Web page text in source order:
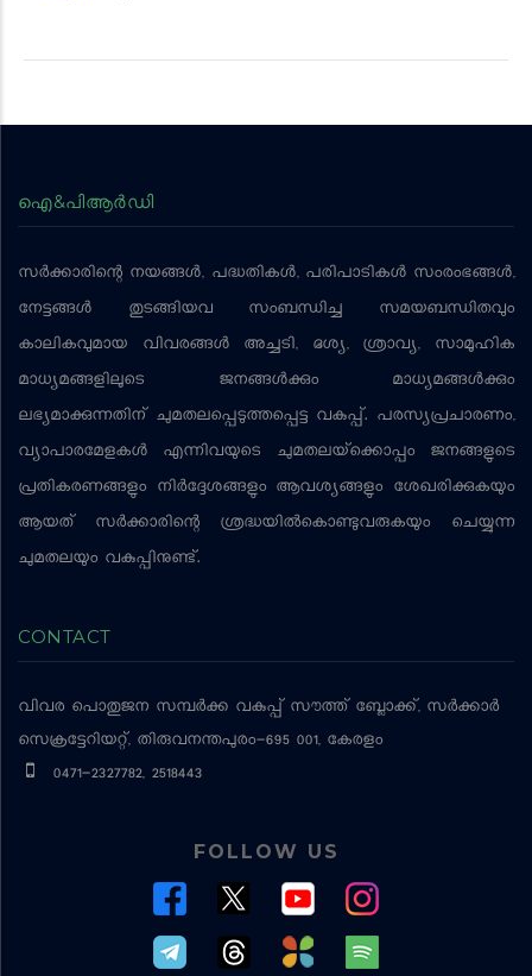
ഐ&പിആര്‍ഡി
സര്‍ക്കാരിന്റെ നയങ്ങള്‍, പദ്ധതികള്‍, പരിപാടികള്‍ സംരംഭങ്ങള്‍,
നേട്ടങ്ങള്‍ തുടങ്ങിയവ സംബന്ധിച്ച സമയബന്ധിതവും
കാലികവുമായ വിവരങ്ങള്‍ അച്ചടി, ദൃശ്യ, ശ്രാവ്യ, സാമൂഹിക
മാധ്യമങ്ങളിലൂടെ ജനങ്ങള്‍ക്കും മാധ്യമങ്ങള്‍ക്കും
ലഭ്യമാക്കുന്നതിന് ചുമതലപ്പെടുത്തപ്പെട്ട വകുപ്പ്. പരസ്യപ്രചാരണം,
വ്യാപാരമേളകള്‍ എന്നിവയുടെ ചുമതലയ്‌ക്കൊപ്പം ജനങ്ങളുടെ
പ്രതികരണങ്ങളും നിര്‍ദ്ദേശങ്ങളും ആവശ്യങ്ങളും ശേഖരിക്കുകയും
ആയത് സര്‍ക്കാരിന്റെ ശ്രദ്ധയില്‍കൊണ്ടുവരുകയും ചെയ്യുന്ന
ചുമതലയും വകുപ്പിനുണ്ട്.
CONTACT
വിവര പൊതുജന സമ്പര്‍ക്ക വകുപ്പ് സൗത്ത് ബ്ലോക്ക്, സര്‍ക്കാര്‍
സെക്രട്ടേറിയറ്റ്, തിരുവനന്തപുരം-695 001, കേരളം
0471-2327782, 2518443
FOLLOW US